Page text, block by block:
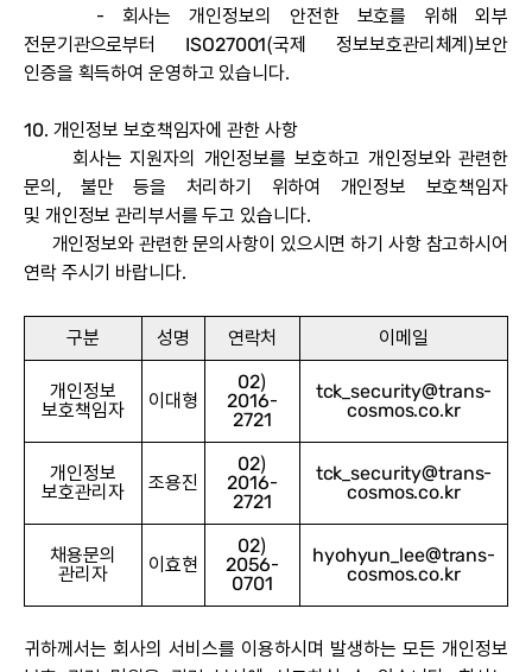
- 회사는 개인정보의 안전한 보호를 위해 외부
전문기관으로부터 ISO27001(국제 정보보호관리체계)보안
인증을 획득하여 운영하고 있습니다.
10. 개인정보 보호책임자에 관한 사항
회사는 지원자의 개인정보를 보호하고 개인정보와 관련한
문의, 불만 등을 처리하기 위하여 개인정보 보호책임자
및 개인정보 관리부서를 두고 있습니다.
개인정보와 관련한 문의사항이 있으시면 하기 사항 참고하시어
연락 주시기 바랍니다.
구분 성명 연락처 이메일
개인정보
보호책임자
이대형
02)
2016-
2721
tck_security@trans-
cosmos.co.kr
개인정보
보호관리자
조용진
02)
2016-
2721
tck_security@trans-
cosmos.co.kr
채용문의
관리자
이효현
02)
2056-
0701
hyohyun_lee@trans-
cosmos.co.kr
귀하께서는 회사의 서비스를 이용하시며 발생하는 모든 개인정보